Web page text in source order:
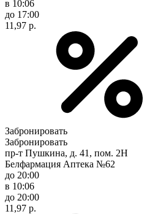
в 10:06
до 17:00
11,97 р.
Забронировать
Забронировать
пр-т Пушкина, д. 41, пом. 2Н
Белфармация Аптека №62
до 20:00
в 10:06
до 20:00
11,97 р.